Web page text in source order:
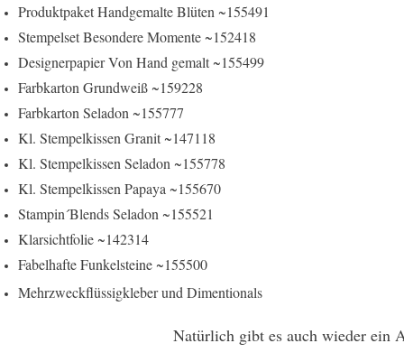
Produktpaket Handgemalte Blüten ~155491
Stempelset Besondere Momente ~152418
Designerpapier Von Hand gemalt ~155499
Farbkarton Grundweiß ~159228
Farbkarton Seladon ~155777
Kl. Stempelkissen Granit ~147118
Kl. Stempelkissen Seladon ~155778
Kl. Stempelkissen Papaya ~155670
Stampin´Blends Seladon ~155521
Klarsichtfolie ~142314
Fabelhafte Funkelsteine ~155500
Mehrzweckflüssigkleber und Dimentionals
Natürlich gibt es auch wieder ein